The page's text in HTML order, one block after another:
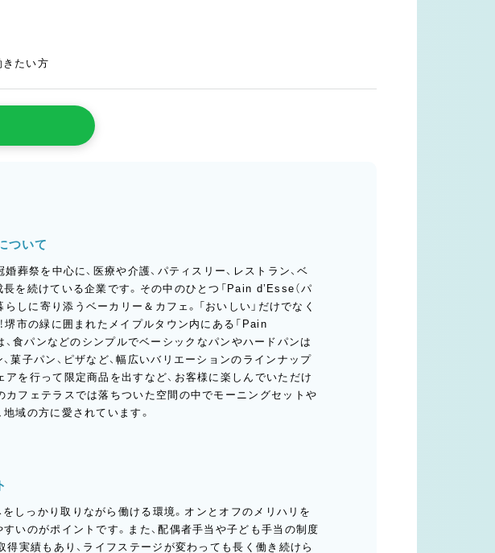
きたい方
ついて
婚葬祭を中心に、医療や介護、パティスリー、レストラン、ベ
を続けている企業です。その中のひとつ「Pain d’Esse（パ
らしに寄り添うベーカリー＆カフェ。「おいしい」だけでなく
堺市の緑に囲まれたメイプルタウン内にある「Pain
は、食パンなどのシンプルでベーシックなパンやハードパンは
菓子パン、ピザなど、幅広いバリエーションのラインナップ
を行って限定商品を出すなど、お客様に楽しんでいただけ
カフェテラスでは落ちついた空間の中でモーニングセットや
域の方に愛されています。
しっかり取りながら働ける環境。オンとオフのメリハリを
いのがポイントです。また、配偶者手当や子ども手当の制度
得実績もあり、ライフステージが変わっても長く働き続けら